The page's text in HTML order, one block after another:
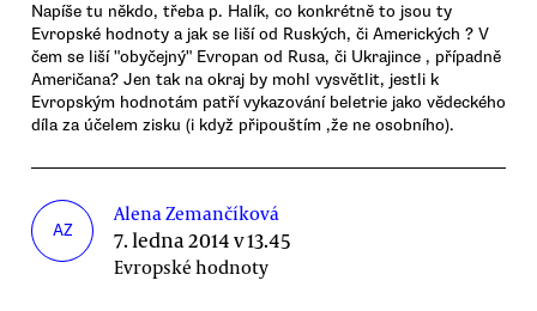
Napíše tu někdo, třeba p. Halík, co konkrétně to jsou ty
Evropské hodnoty a jak se liší od Ruských, či Amerických ? V
čem se liší "obyčejný" Evropan od Rusa, či Ukrajince , případně
Američana? Jen tak na okraj by mohl vysvětlit, jestli k
Evropským hodnotám patří vykazování beletrie jako vědeckého
díla za účelem zisku (i když připouštím ,že ne osobního).
AZ
Alena Zemančíková
7. ledna 2014 v 13.45
Evropské hodnoty